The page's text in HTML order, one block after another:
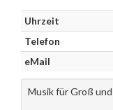
Uhrzeit
Telefon
eMail
Musik für Groß